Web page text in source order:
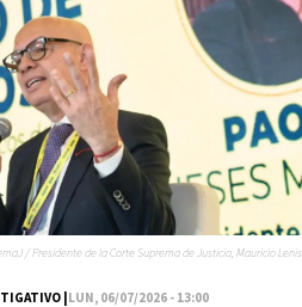
|LUN, 06/07/2026 - 13:00
/ Presidente de la Corte Suprema de Justicia, Mauricio Lenis